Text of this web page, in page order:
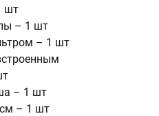
шт
– 1 шт
– 1 шт
– 1 шт
– 1 шт